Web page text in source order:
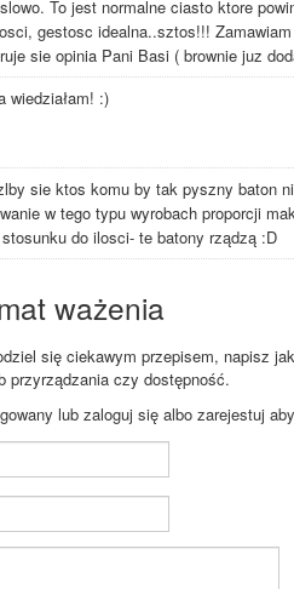
To jest normalne ciasto ktore
gestosc idealna..sztos!!!
sie opinia Pani Basi ( brownie juz
wiedziałam! :)
sie ktos komu by tak pyszny baton
w tego typu wyrobach proporcji
do ilosci- te batony rządzą :D
ważenia
się ciekawym przepisem, napisz
przyrządzania czy dostępność.
lub zaloguj się albo zarejestuj